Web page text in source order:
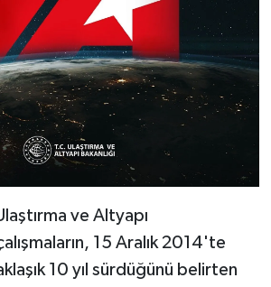
ve Altyapı
15 Aralık 2014'te
10 yıl sürdüğünü belirten